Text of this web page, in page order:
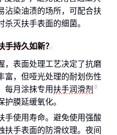
沾染油渍的场所，可配合扶
灭扶手表面的细菌。
持久如新？
，表面处理工艺决定了抗磨
富，但哑光处理的耐划伤性
每月涂抹专用扶手润滑剂
膜延缓氧化。
手使用寿命。避免使用强酸
扶手表面的防滑纹理。夜间